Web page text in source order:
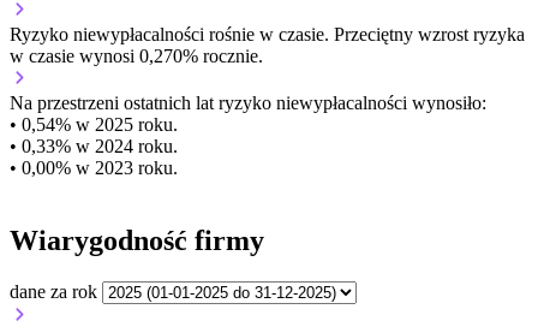
Ryzyko niewypłacalności rośnie w czasie. Przeciętny wzrost ryzyka
w czasie wynosi 0,270% rocznie.
Na przestrzeni ostatnich lat ryzyko niewypłacalności wynosiło:
• 0,54% w 2025 roku.
• 0,33% w 2024 roku.
• 0,00% w 2023 roku.
Wiarygodność firmy
dane za rok